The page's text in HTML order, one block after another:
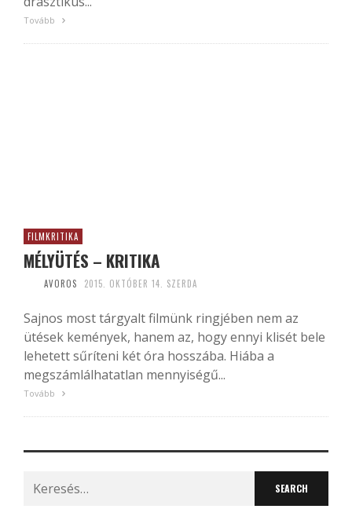
Tovább
FILMKRITIKA
MÉLYÜTÉS – KRITIKA
AVOROS 2015. OKTÓBER 14. SZERDA
Sajnos most tárgyalt filmünk ringjében nem az
ütések kemények, hanem az, hogy ennyi klisét bele
lehetett sűríteni két óra hosszába. Hiába a
megszámlálhatatlan mennyiségű...
Tovább
Search
for: